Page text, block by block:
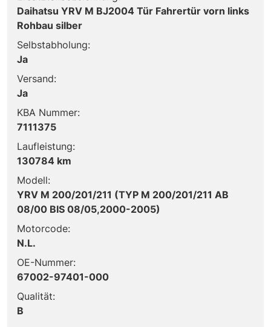
Daihatsu YRV M BJ2004 Tür Fahrertür vorn links
Rohbau silber
Selbstabholung:
Ja
Versand:
Ja
KBA Nummer:
7111375
Laufleistung:
130784 km
Modell:
YRV M 200/201/211 (TYP M 200/201/211 AB
08/00 BIS 08/05,2000-2005)
Motorcode:
N.L.
OE-Nummer:
67002-97401-000
Qualität:
B